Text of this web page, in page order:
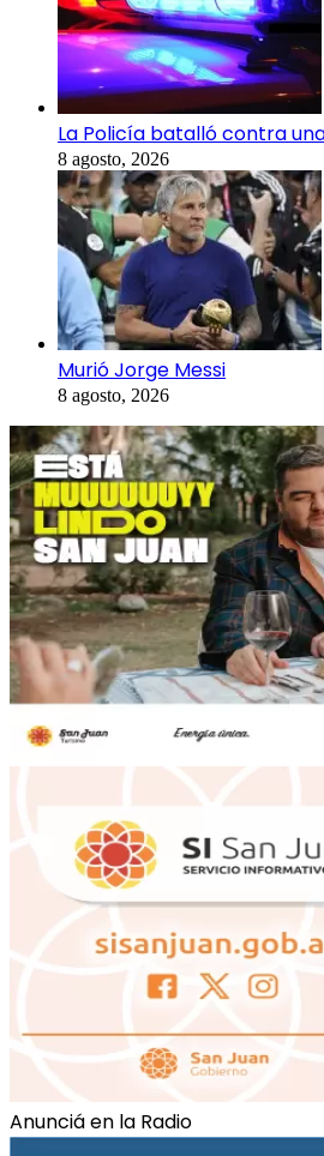
La Policía batalló contra
8 agosto, 2026
Murió Jorge Messi
8 agosto, 2026
Anunciá en la Radio